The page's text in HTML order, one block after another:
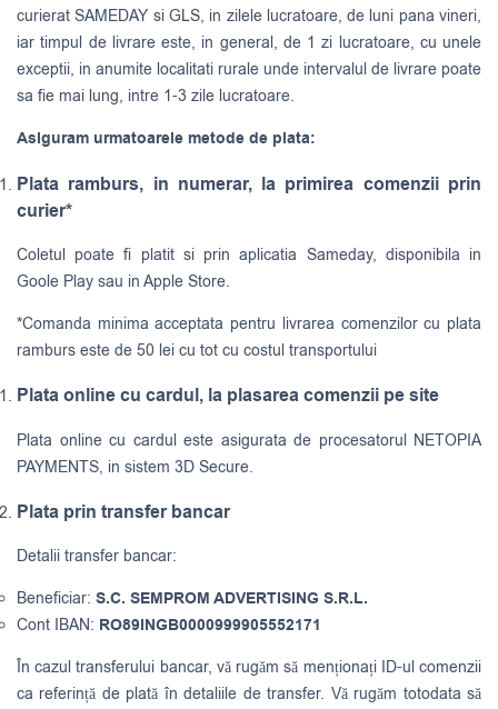
curieratSAMEDAY si GLS, in zilele lucratoare, de luni pana vineri,
iar timpul de livrare este, in general, de 1 zi lucratoare, cu unele
exceptii, in anumite localitati rurale unde intervalul de livrare poate
sa fie mai lung, intre 1-3 zile lucratoare.
Asiguram urmatoarele metode de plata:
Plata ramburs, in numerar, la primirea comenzii prin
curier*
Coletul poate fi platit si prin aplicatia Sameday, disponibila in
Goole Play sau in Apple Store.
*Comanda minima acceptata pentru livrarea comenzilor cu plata
ramburs este de 50 lei cu tot cu costul transportului
Plata online cu cardul, la plasarea comenzii pe site
Plata online cu cardul este asigurata de procesatorul NETOPIA
PAYMENTS, in sistem 3D Secure.
Plata prin transfer bancar
Detalii transfer bancar:
Beneficiar: S.C. SEMPROM ADVERTISING S.R.L.
Cont IBAN: RO89INGB0000999905552171
În cazul transferului bancar, vă rugăm să menționați ID-ul comenzii
ca referință de plată în detaliile de transfer. Vă rugăm totodata să